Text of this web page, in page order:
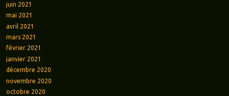
juin 2021
mai 2021
avril 2021
mars 2021
février 2021
janvier 2021
décembre 2020
novembre 2020
octobre 2020